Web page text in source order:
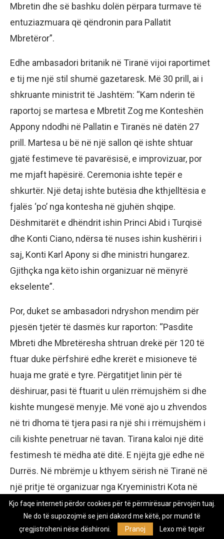
Mbretin dhe së bashku dolën përpara turmave të
entuziazmuara që qëndronin para Pallatit
Mbretëror”.
Edhe ambasadori britanik në Tiranë vijoi raportimet
e tij me një stil shumë gazetaresk. Më 30 prill, ai i
shkruante ministrit të Jashtëm: “Kam nderin të
raportoj se martesa e Mbretit Zog me Konteshën
Appony ndodhi në Pallatin e Tiranës në datën 27
prill. Martesa u bë në një sallon që ishte shtuar
gjatë festimeve të pavarësisë, e improvizuar, por
me mjaft hapësirë. Ceremonia ishte tepër e
shkurtër. Një detaj ishte butësia dhe kthjelltësia e
fjalës ‘po’ nga kontesha në gjuhën shqipe.
Dëshmitarët e dhëndrit ishin Princi Abid i Turqisë
dhe Konti Ciano, ndërsa të nuses ishin kushëriri i
saj, Konti Karl Apony si dhe ministri hungarez.
Gjithçka nga këto ishin organizuar në mënyrë
ekselente”.
Por, duket se ambasadori ndryshon mendim për
pjesën tjetër të dasmës kur raporton: “Pasdite
Mbreti dhe Mbretëresha shtruan drekë për 120 të
ftuar duke përfshirë edhe krerët e misioneve të
huaja me gratë e tyre. Përgatitjet linin për të
dëshiruar, pasi të ftuarit u ulën rrëmujshëm si dhe
kishte mungesë menyje. Më vonë ajo u zhvendos
në tri dhoma të tjera pasi ra një shi i rrëmujshëm i
cili kishte penetruar në tavan. Tirana kaloi një ditë
festimesh të mëdha atë ditë. E njëjta gjë edhe në
Durrës. Në mbrëmje u kthyem sërish në Tiranë në
një pritje të organizuar nga Kryeministri Kota në
Ministrinë e Jashtme. Një detaj vlen të thuhet.
Përfaqësuesi i Gjeneral Frankos ishte ulur afër-afër
me gruan e ambasadorit sovjetik. Ai kishte kërkuar
Kjo faqe interneti përdor cookies për të përmirësuar përvojën tuaj.
Ne do të supozojmë se jeni dakord me këtë, por mund të
çregjistroheni nëse dëshironi.
Pranoj Lexo më tepër